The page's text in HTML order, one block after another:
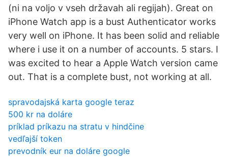
(ni na voljo v vseh državah ali regijah). Great on
iPhone Watch app is a bust Authenticator works
very well on iPhone. It has been solid and reliable
where i use it on a number of accounts. 5 stars. I
was excited to hear a Apple Watch version came
out. That is a complete bust, not working at all.
spravodajská karta google teraz
500 kr na doláre
príklad príkazu na stratu v hindčine
vedľajší token
prevodník eur na doláre google